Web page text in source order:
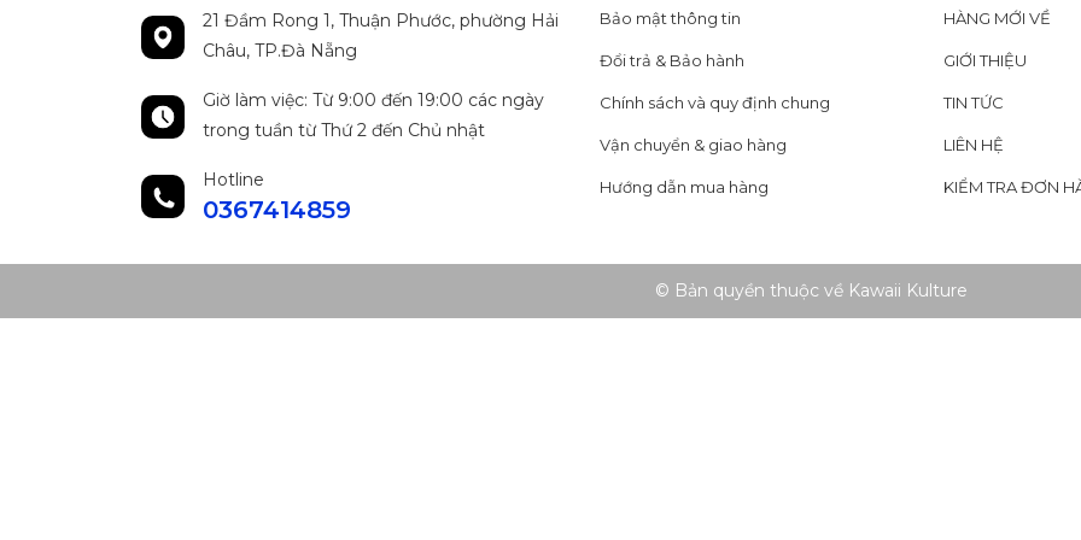
21 Đầm Rong 1, Thuận Phước, phường Hải
Châu, TP.Đà Nẵng
Giờ làm việc: Từ 9:00 đến 19:00 các ngày
trong tuần từ Thứ 2 đến Chủ nhật
Hotline
0367414859
Bảo mật thông tin
Đổi trả & Bảo hành
Chính sách và quy định chung
Vận chuyển & giao hàng
Hướng dẫn mua hàng
HÀNG MỚI VỀ
GIỚI THIỆU
TIN TỨC
LIÊN HỆ
KIỂM TRA ĐƠN
© Bản quyền thuộc về Kawaii Kulture